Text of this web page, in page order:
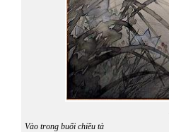
Vào trong buổi chiều tà